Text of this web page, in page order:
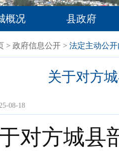
概况 县政府
> 政府信息公开 > 法定主动公
关于对方
08-18
对方城县